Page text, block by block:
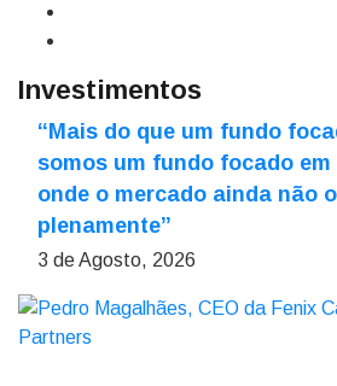
Investimentos
“Mais do que um fundo
somos um fundo focado
onde o mercado ainda não
plenamente”
3 de Agosto, 2026